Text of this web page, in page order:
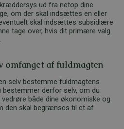
ud fra netop dine
om der skal indsættes en eller
skal indsættes subsidiære
tage over, hvis dit primære valg
omfanget af fuldmagten
selv bestemme fuldmagtens
derfor selv, om du
både dine økonomiske og
den skal begrænses til et af